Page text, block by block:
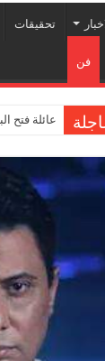
تحقيقات
فن
عائلة فتح